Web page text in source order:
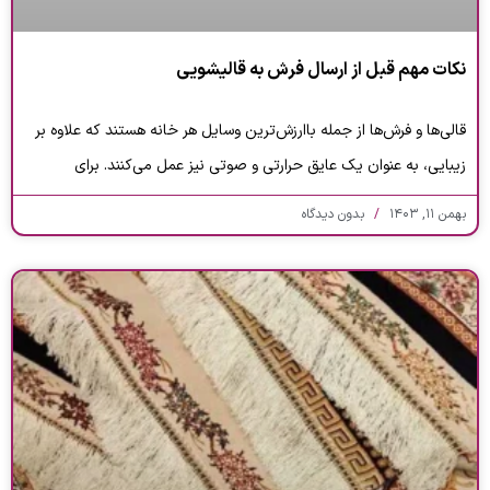
نکات مهم قبل از ارسال فرش به قالیشویی
قالی‌ها و فرش‌ها از جمله باارزش‌ترین وسایل هر خانه هستند که علاوه بر
زیبایی، به عنوان یک عایق حرارتی و صوتی نیز عمل می‌کنند. برای
بهمن ۱۱, ۱۴۰۳ بدون دیدگاه